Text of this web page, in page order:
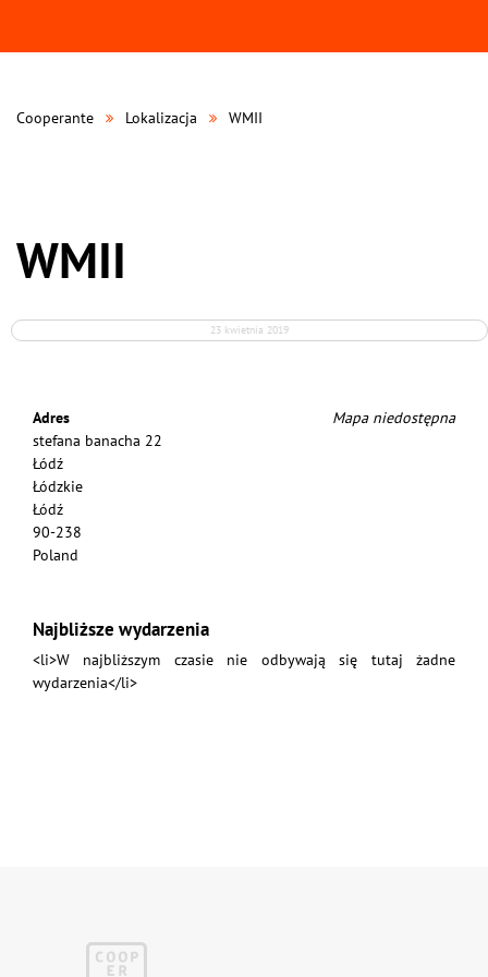
Cooperante Lokalizacja WMII
WMII
23 kwietnia 2019
Mapa niedostępna
Adres
stefana banacha 22
Łódź
Łódzkie
Łódź
90-238
Poland
Najbliższe wydarzenia
<li>W najbliższym czasie nie odbywają się tutaj żadne
wydarzenia</li>